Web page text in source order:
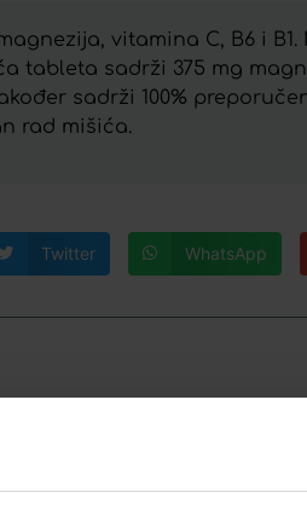
vitamina C, B6 i
tableta sadrži 375 mg
sadrži 100%
rad mišića.
Twitter WhatsApp
BIOTIN TABLETE Á